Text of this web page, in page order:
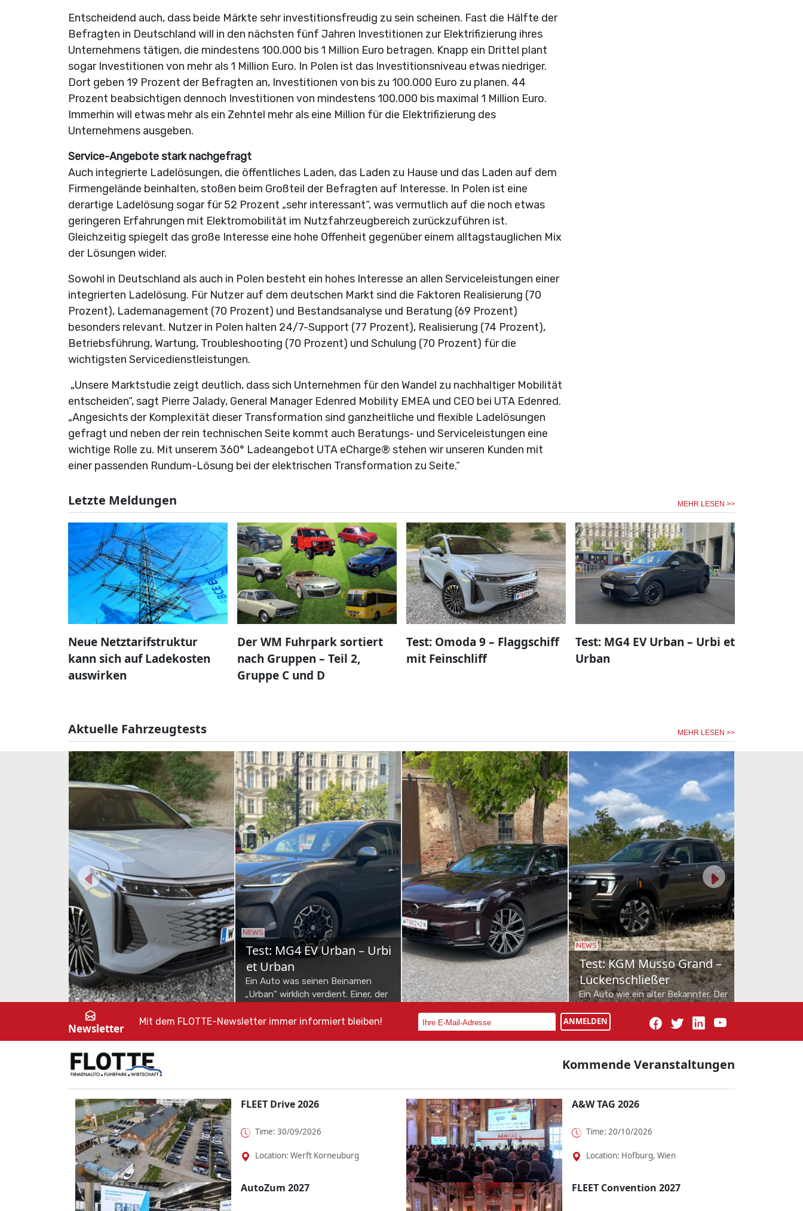
Entscheidend auch, dass beide Märkte sehr investitionsfreudig zu sein scheinen. Fast die Hälfte der
Befragten in Deutschland will in den nächsten fünf Jahren Investitionen zur Elektrifizierung ihres
Unternehmens tätigen, die mindestens 100.000 bis 1 Million Euro betragen. Knapp ein Drittel plant
sogar Investitionen von mehr als 1 Million Euro. In Polen ist das Investitionsniveau etwas niedriger.
Dort geben 19 Prozent der Befragten an, Investitionen von bis zu 100.000 Euro zu planen. 44
Prozent beabsichtigen dennoch Investitionen von mindestens 100.000 bis maximal 1 Million Euro.
Immerhin will etwas mehr als ein Zehntel mehr als eine Million für die Elektrifizierung des
Unternehmens ausgeben.
Service-Angebote stark nachgefragt
Auch integrierte Ladelösungen, die öffentliches Laden, das Laden zu Hause und das Laden auf dem
Firmengelände beinhalten, stoßen beim Großteil der Befragten auf Interesse. In Polen ist eine
derartige Ladelösung sogar für 52 Prozent „sehr interessant“, was vermutlich auf die noch etwas
geringeren Erfahrungen mit Elektromobilität im Nutzfahrzeugbereich zurückzuführen ist.
Gleichzeitig spiegelt das große Interesse eine hohe Offenheit gegenüber einem alltagstauglichen Mix
der Lösungen wider.
Sowohl in Deutschland als auch in Polen besteht ein hohes Interesse an allen Serviceleistungen einer
integrierten Ladelösung. Für Nutzer auf dem deutschen Markt sind die Faktoren Realisierung (70
Prozent), Lademanagement (70 Prozent) und Bestandsanalyse und Beratung (69 Prozent)
besonders relevant. Nutzer in Polen halten 24/7-Support (77 Prozent), Realisierung (74 Prozent),
Betriebsführung, Wartung, Troubleshooting (70 Prozent) und Schulung (70 Prozent) für die
wichtigsten Servicedienstleistungen.
„Unsere Marktstudie zeigt deutlich, dass sich Unternehmen für den Wandel zu nachhaltiger Mobilität
entscheiden“, sagt Pierre Jalady, General Manager Edenred Mobility EMEA und CEO bei UTA Edenred.
„Angesichts der Komplexität dieser Transformation sind ganzheitliche und flexible Ladelösungen
gefragt und neben der rein technischen Seite kommt auch Beratungs- und Serviceleistungen eine
wichtige Rolle zu. Mit unserem 360° Ladeangebot UTA eCharge® stehen wir unseren Kunden mit
einer passenden Rundum-Lösung bei der elektrischen Transformation zu Seite.“
Letzte Meldungen MEHR LESEN >>
Neue Netztarifstruktur
kann sich auf Ladekosten
auswirken
Der WM Fuhrpark sortiert
nach Gruppen – Teil 2,
Gruppe C und D
Test: Omoda 9 – Flaggschiff
mit Feinschliff
Test: MG4 EV Urban – Urbi et
Urban
Aktuelle Fahrzeugtests MEHR LESEN >>
NEWS
Skoda Octavia Combi im
Test
nicht sein. Als Sportline mit MHD-
Benziner zeigt dieser Škoda Octavia,
Toyota bZ4X Touring: Der
Kombi neuer Schule
Fahrt auf – und mit ihr die Familie
NEWS
Schon gefahren: Mercedes
VLE
bis zu acht Personen und Business-
Class-Komfort: Der neue Mercedes
NEWS
Schon gefahren: Farizon
V7E
Tochter Farizon nun den V7E nach
Österreich. Vollelektrisch natürlich,
Newsletter
Mit dem FLOTTE-Newsletter immer informiert bleiben! ANMELDEN
Kommende Veranstaltungen
FLEET Drive 2026
Time: 30/09/2026
Location: Werft Korneuburg
A&W TAG 2026
Time: 20/10/2026
Location: Hofburg, Wien
AutoZum 2027 FLEET Convention 2027